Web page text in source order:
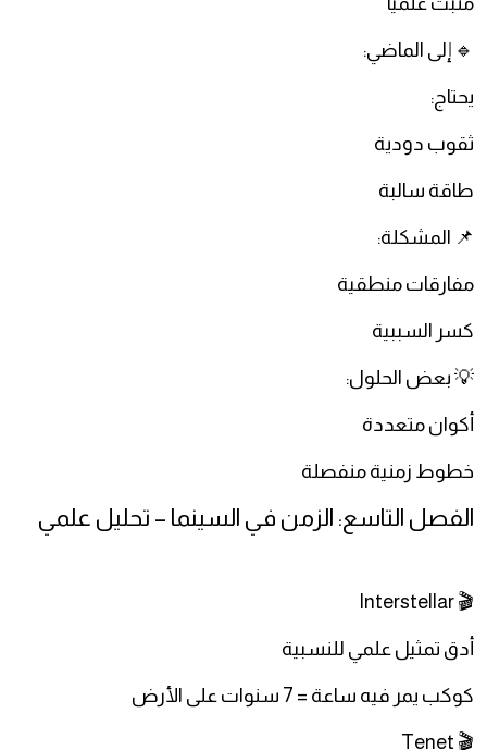
🔹 إلى الماضي:
يحتاج:
ثقوب دودية
طاقة سالبة
📌 المشكلة:
مفارقات منطقية
كسر السببية
💡 بعض الحلول:
أكوان متعددة
خطوط زمنية منفصلة
الفصل التاسع: الزمن في السينما – تحليل علمي
🎬 Interstellar
أدق تمثيل علمي للنسبية
كوكب يمر فيه ساعة = 7 سنوات على الأرض
🎬 Tenet